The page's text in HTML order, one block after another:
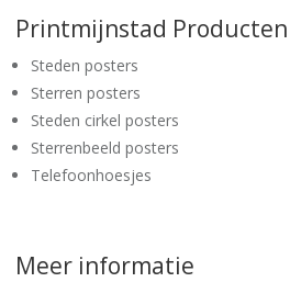
Printmijnstad Producten
Steden posters
Sterren posters
Steden cirkel posters
Sterrenbeeld posters
Telefoonhoesjes
Meer informatie